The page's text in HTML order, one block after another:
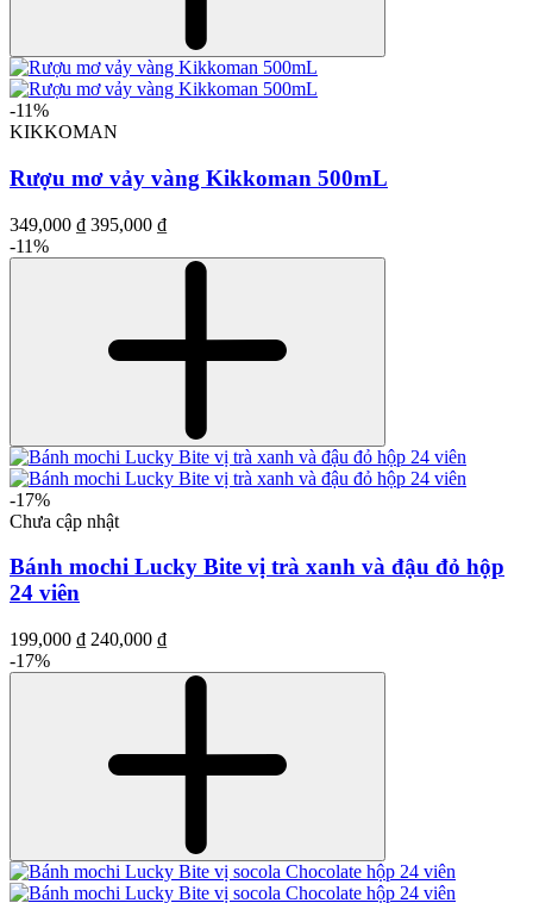
-11%
KIKKOMAN
Rượu mơ vảy vàng Kikkoman 500mL
349,000 ₫ 395,000 ₫
-11%
-17%
Chưa cập nhật
Bánh mochi Lucky Bite vị trà xanh và đậu đỏ hộp
24 viên
199,000 ₫ 240,000 ₫
-17%